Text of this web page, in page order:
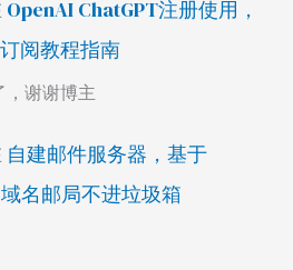
OpenAI ChatGPT注册使用，
阅教程指南
，谢谢博主
自建邮件服务器，基于
名邮局不进垃圾箱